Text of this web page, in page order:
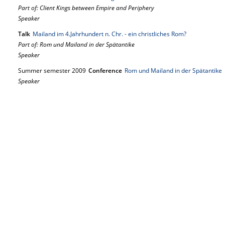
Part of: Client Kings between Empire and Periphery
Speaker
Talk Mailand im 4.Jahrhundert n. Chr. - ein christliches Rom?
Part of: Rom und Mailand in der Spätantike
Speaker
Summer semester 2009 Conference Rom und Mailand in der Spätantike
Speaker